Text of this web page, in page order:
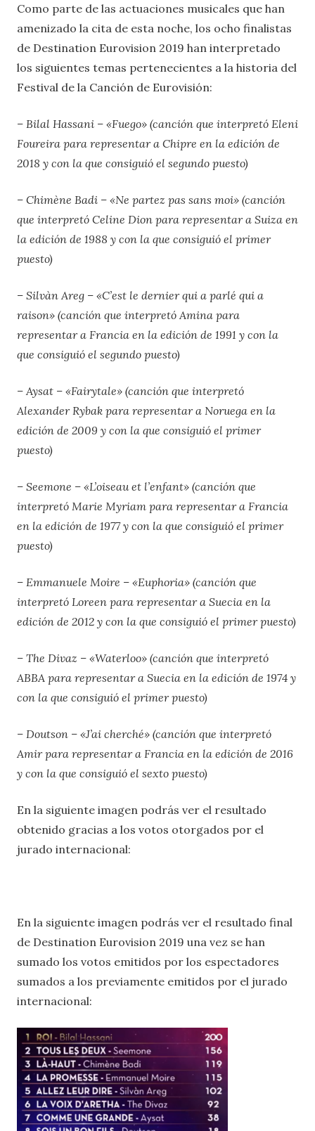
Como parte de las actuaciones musicales que han
amenizado la cita de esta noche, los ocho finalistas
de Destination Eurovision 2019 han interpretado
los siguientes temas pertenecientes a la historia del
Festival de la Canción de Eurovisión:
– Bilal Hassani – «Fuego» (canción que interpretó Eleni
Foureira para representar a Chipre en la edición de
2018 y con la que consiguió el segundo puesto)
– Chimène Badi – «Ne partez pas sans moi» (canción
que interpretó Celine Dion para representar a Suiza en
la edición de 1988 y con la que consiguió el primer
puesto)
– Silvàn Areg – «C’est le dernier qui a parlé qui a
raison» (canción que interpretó Amina para
representar a Francia en la edición de 1991 y con la
que consiguió el segundo puesto)
– Aysat – «Fairytale» (canción que interpretó
Alexander Rybak para representar a Noruega en la
edición de 2009 y con la que consiguió el primer
puesto)
– Seemone – «L’oiseau et l’enfant» (canción que
interpretó Marie Myriam para representar a Francia
en la edición de 1977 y con la que consiguió el primer
puesto)
– Emmanuele Moire – «Euphoria» (canción que
interpretó Loreen para representar a Suecia en la
edición de 2012 y con la que consiguió el primer puesto)
– The Divaz – «Waterloo» (canción que interpretó
ABBA para representar a Suecia en la edición de 1974 y
con la que consiguió el primer puesto)
– Doutson – «J’ai cherché» (canción que interpretó
Amir para representar a Francia en la edición de 2016
y con la que consiguió el sexto puesto)
En la siguiente imagen podrás ver el resultado
obtenido gracias a los votos otorgados por el
jurado internacional:
En la siguiente imagen podrás ver el resultado final
de Destination Eurovision 2019 una vez se han
sumado los votos emitidos por los espectadores
sumados a los previamente emitidos por el jurado
internacional: